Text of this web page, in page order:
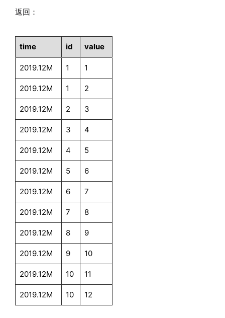
返回：
time id value
2019.12M 1 1
2019.12M 1 2
2019.12M 2 3
2019.12M 3 4
2019.12M 4 5
2019.12M 5 6
2019.12M 6 7
2019.12M 7 8
2019.12M 8 9
2019.12M 9 10
2019.12M 10 11
2019.12M 10 12